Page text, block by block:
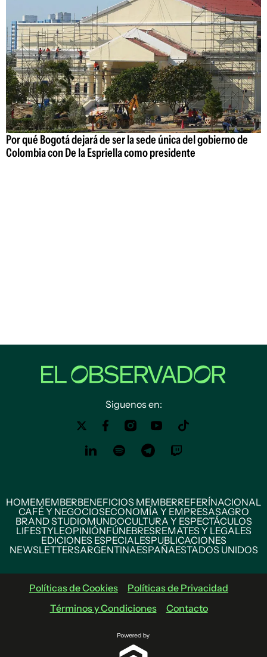
Por qué Bogotá dejará de ser la sede única del gobierno de
Colombia con De la Espriella como presidente
Siguenos en:
HOMEMEMBERBENEFICIOS MEMBERREFERÍNACIONAL
CAFÉ Y NEGOCIOSECONOMÍA Y EMPRESASAGRO
BRAND STUDIOMUNDOCULTURA Y ESPECTÁCULOS
LIFESTYLEOPINIÓNFÚNEBRESREMATES Y LEGALES
EDICIONES ESPECIALESPUBLICACIONES
NEWSLETTERSARGENTINAESPAÑAESTADOS UNIDOS
Políticas de Cookies
Políticas de Privacidad
Términos y Condiciones
Contacto